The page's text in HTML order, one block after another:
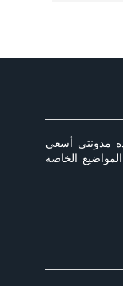
مدونتي أسعى
الخاصة